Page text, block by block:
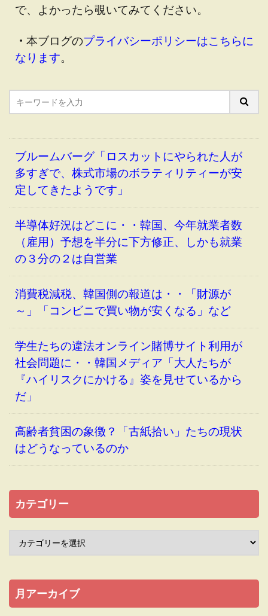
で、よかったら覗いてみてください。
・ 本ブログのプライバシーポリシーはこちらに
なります。
ブルームバーグ「ロスカットにやられた人が
多すぎで、株式市場のボラティリティーが安
定してきたようです」
半導体好況はどこに・・韓国、今年就業者数
（雇用）予想を半分に下方修正、しかも就業
の３分の２は自営業
消費税減税、韓国側の報道は・・「財源が
～」「コンビニで買い物が安くなる」など
学生たちの違法オンライン賭博サイト利用が
社会問題に・・韓国メディア「大人たちが
『ハイリスクにかける』姿を見せているから
だ」
高齢者貧困の象徴？「古紙拾い」たちの現状
はどうなっているのか
カテゴリー
月アーカイブ